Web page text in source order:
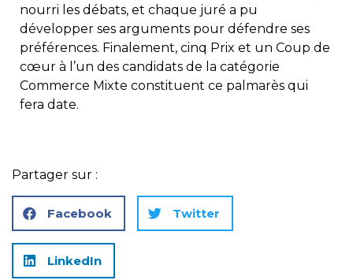
nourri les débats, et chaque juré a pu
développer ses arguments pour défendre ses
préférences. Finalement, cinq Prix et un Coup de
cœur à l’un des candidats de la catégorie
Commerce Mixte constituent ce palmarès qui
fera date.
Partager sur :
Facebook Twitter
LinkedIn